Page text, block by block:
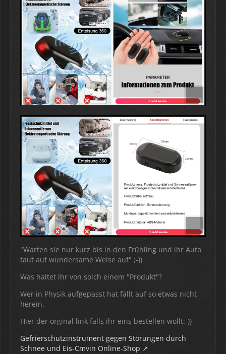
"Warten sie nur kurz bis in den Frühling und ihr Auto
taut auf wundersame Weise auf" ;-))
Was haltet ihr von solch einem "Produkt"?
Wer in Physik aufgepasst hat fällt auf so etwas nicht
herein.
Hier der orginal link falls ihr eins bestellen wollt:-))
Gefrierschutzinstrument gegen Störungen durch
Schnee und Eis-Cmvin Online-Shop